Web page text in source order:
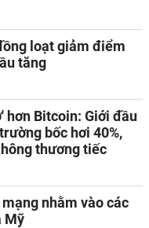
loạt giảm điểm
tăng
hơn Bitcoin: Giới đầu
bốc hơi 40%,
thương tiếc
nhằm vào các
Mỹ